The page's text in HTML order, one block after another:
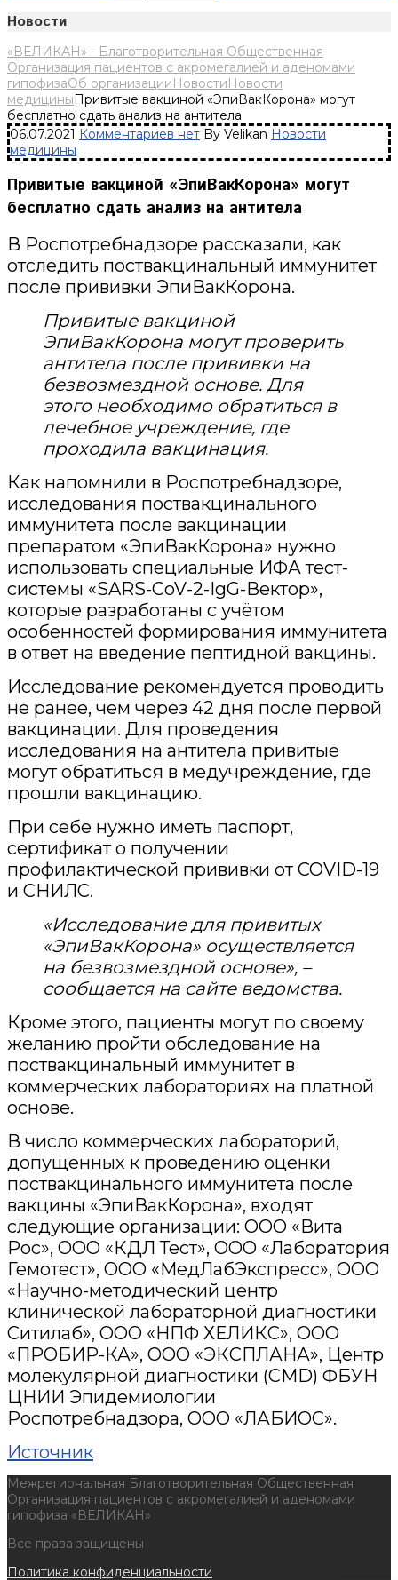
Новости
«ВЕЛИКАН» - Благотворительная Общественная
Организация пациентов с акромегалией и аденомами
гипофизаОб организацииНовостиНовости
медициныПривитые вакциной «ЭпиВакКорона» могут
бесплатно сдать анализ на антитела
06.07.2021 Комментариев нет By Velikan Новости
медицины
Привитые вакциной «ЭпиВакКорона» могут
бесплатно сдать анализ на антитела
В Роспотребнадзоре рассказали, как
отследить поствакцинальный иммунитет
после прививки ЭпиВакКорона.
Привитые вакциной
ЭпиВакКорона могут проверить
антитела после прививки на
безвозмездной основе. Для
этого необходимо обратиться в
лечебное учреждение, где
проходила вакцинация.
Как напомнили в Роспотребнадзоре,
исследования поствакцинального
иммунитета после вакцинации
препаратом «ЭпиВакКорона» нужно
использовать специальные ИФА тест-
системы «SARS-CoV-2-IgG-Вектор»,
которые разработаны с учётом
особенностей формирования иммунитета
в ответ на введение пептидной вакцины.
Исследование рекомендуется проводить
не ранее, чем через 42 дня после первой
вакцинации. Для проведения
исследования на антитела привитые
могут обратиться в медучреждение, где
прошли вакцинацию.
При себе нужно иметь паспорт,
сертификат о получении
профилактической прививки от COVID-19
и СНИЛС.
«Исследование для привитых
«ЭпиВакКорона» осуществляется
на безвозмездной основе», –
сообщается на сайте ведомства.
Кроме этого, пациенты могут по своему
желанию пройти обследование на
поствакцинальный иммунитет в
коммерческих лабораториях на платной
основе.
В число коммерческих лабораторий,
допущенных к проведению оценки
поствакцинального иммунитета после
вакцины «ЭпиВакКорона», входят
следующие организации: ООО «Вита
Рос», ООО «КДЛ Тест», ООО «Лаборатория
Гемотест», ООО «МедЛабЭкспресс», ООО
«Научно-методический центр
клинической лабораторной диагностики
Ситилаб», ООО «НПФ ХЕЛИКС», ООО
«ПРОБИР-КА», ООО «ЭКСПЛАНА», Центр
молекулярной диагностики (CMD) ФБУН
ЦНИИ Эпидемиологии
Роспотребнадзора, ООО «ЛАБИОС».
Источник
Межрегиональная Благотворительная Общественная
Организация пациентов с акромегалией и аденомами
гипофиза «ВЕЛИКАН»
Все права защищены
Политика конфиденциальности